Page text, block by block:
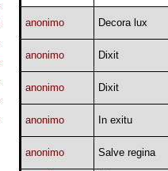
anonimo Decora lux
anonimo Dixit
anonimo Dixit
anonimo In exitu
anonimo Salve regina